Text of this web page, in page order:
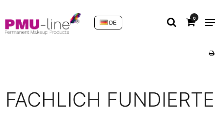
0
DE
FACHLICH FUNDIERTE